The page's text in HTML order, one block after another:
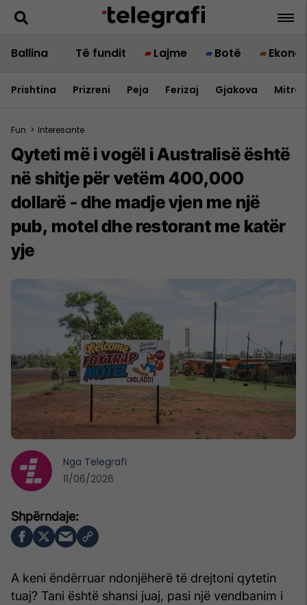
Ballina Të fundit Lajme Botë
Prishtina Prizreni Peja Ferizaj Gjakova
Fun > Interesante
Qyteti më i vogël i Australisë është
në shitje për vetëm 400,000
dollarë - dhe madje vjen me një
pub, motel dhe restorant me katër
yje
A keni ëndërruar ndonjëherë të drejtoni qytetin
tuaj? Tani është shansi juaj, pasi një vendbanim i
Nga Telegrafi
11/06/2026